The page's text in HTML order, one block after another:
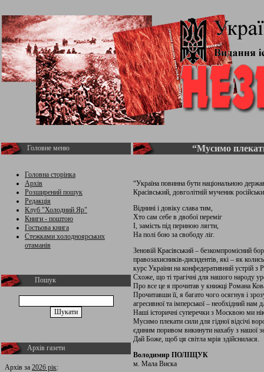
Головне меню
Головна сторінка
Архів
Розширений пошук
Редакція
Клуб "Холодний Яр"
Книги - поштою
Гостьова книга
Стежками холодноярських
отаманів
Пошук
Архів газети
Архів за 2026 рік:
“Мусимо
“Україна повинна бути національною
Красівський, довголітній мученик
Віднині і довіку слава тим,
Хто сам себе в двобої переміг
І, замість під периною лягти,
На полі бою за свободу ліг.
Зеновій Красівський – безкомпромісний
правозахисників-дисидентів, які – як
курс України на конфедеративний устрій з
Схоже, що ті трагічні для нашого народу
Про все це я прочитав у книжці Романа
Прочитавши її, я багато чого осягнув і
агресивної та імперської – необхідний нам
Наші історичні суперечки з Москвою ми
Мусимо плекати сили для гідної відсічі
єдиним поривом викинути нахабу з нашої
Дай Боже, щоб ця світла мрія здійснилася.
Володимир ПОЛІЩУК
м. Мала Виска